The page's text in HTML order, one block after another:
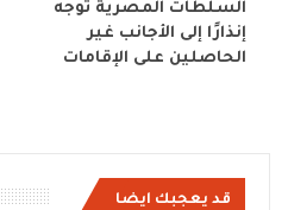
السلطات المصرية توجه
إنذارًا إلى الأجانب غير
الحاصلين على الإقامات
قد يعجبك ايضا